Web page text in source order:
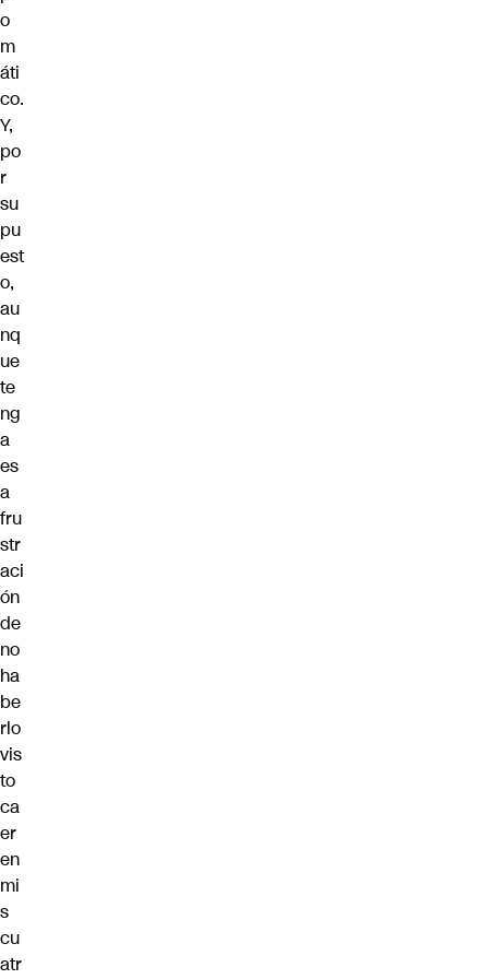
o
m
áti
co.
Y,
po
r
su
pu
est
o,
au
nq
ue
te
ng
a
es
a
fru
str
aci
ón
de
no
ha
be
rlo
vis
to
ca
er
en
mi
s
cu
atr